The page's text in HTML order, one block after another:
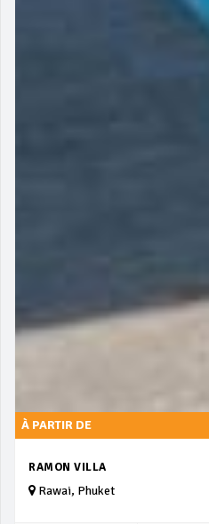
À PARTIR DE
RAMON VILLA
Rawai, Phuket